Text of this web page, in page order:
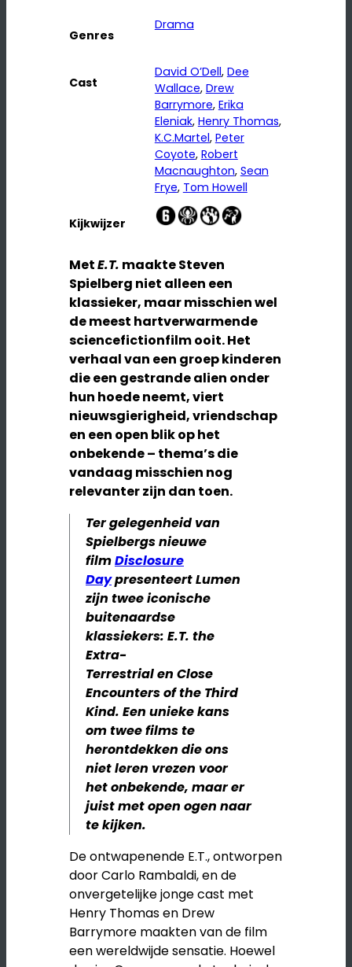
Genres
Drama
Cast
David O’Dell, Dee
Wallace, Drew
Barrymore, Erika
Eleniak, Henry Thomas,
K.C.Martel, Peter
Coyote, Robert
Macnaughton, Sean
Frye, Tom Howell
Kijkwijzer
MetE.T. maakte Steven
Spielberg niet alleen een
klassieker, maar misschien wel
de meest hartverwarmende
sciencefictionfilm ooit. Het
verhaal van een groep kinderen
die een gestrande alien onder
hun hoede neemt, viert
nieuwsgierigheid, vriendschap
en een open blik op het
onbekende – thema’s die
vandaag misschien nog
relevanter zijn dan toen.
Ter gelegenheid van
Spielbergs nieuwe
filmDisclosure
Daypresenteert Lumen
zijn twee iconische
buitenaardse
klassiekers: E.T. the
Extra-
Terrestrialen Close
Encounters of the Third
Kind. Een unieke kans
om twee films te
herontdekken die ons
niet leren vrezen voor
het onbekende, maar er
juist met open ogen naar
te kijken.
De ontwapenende E.T., ontworpen
door Carlo Rambaldi, en de
onvergetelijke jonge cast met
Henry Thomas en Drew
Barrymore maakten van de film
een wereldwijde sensatie. Hoewel